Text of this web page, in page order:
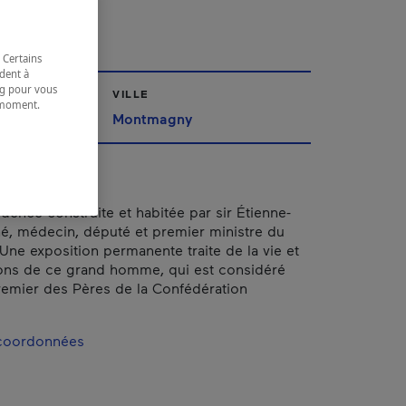
VILLE
Montmagny
construite et habitée par sir Étienne-
médecin, député et premier ministre du
exposition permanente traite de la vie et
de ce grand homme, qui est considéré
des Pères de la Confédération
à
pour vous